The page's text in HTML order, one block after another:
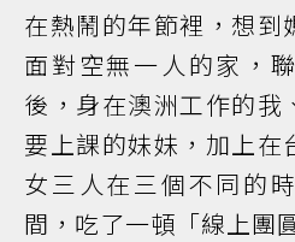
在熱鬧的年節裡，想到
面對空無一人的家，
後，身在澳洲工作的我
要上課的妹妹，加上在
女三人在三個不同的
間，吃了一頓「線上團